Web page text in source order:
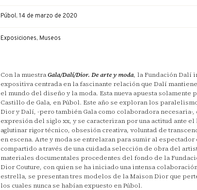
Púbol, 14 de marzo de 2020
Exposiciones, Museos
Con la muestraGala/Dalí/Dior. De arte y moda, la Fundación Dalí
expositiva centrada en la fascinante relación que Dalí
el mundo del diseño y la moda. Esta nueva apuesta solamente
Castillo de Gala, en Púbol. Este año se exploran los
Dior y Dalí, -pero también Gala como colaboradora necesaria-,
expresión del siglo xx, y se caracterizan por una actitud ante
aglutinar rigor técnico, obsesión creativa, voluntad de
en escena. Arte y moda se entrelazan para sumir al
compartido a través de una cuidada selección de obra del
materiales documentales procedentes del fondo de la
Dior Couture, con quien se ha iniciado una intensa
estrella, se presentan tres modelos de la Maison Dior que
los cuales nunca se habían expuesto en Púbol.